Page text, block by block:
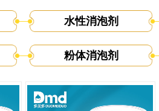
水性消泡剂
粉体消泡剂